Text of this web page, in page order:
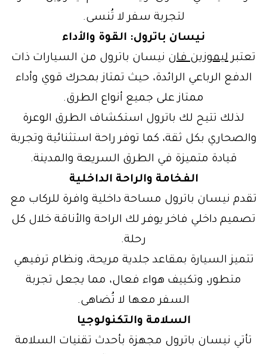
لتجربة سفر لا تُنسى.
نيسان باترول: القوة والأداء
تعتبرليموزينفان نيسان باترول من السيارات ذات
الدفع الرباعي الرائدة، حيث تمتاز بمحرك قوي وأداء
ممتاز على جميع أنواع الطرق.
لذلك تتيح لك باترول استكشاف الطرق الوعرة
والصحاري بكل ثقة، كما توفر راحة استثنائية وتجربة
قيادة متميزة في الطرق السريعة والمدينة.
الفخامة والراحة الداخلية
تقدم نيسان باترول مساحة داخلية وافرة للركاب مع
تصميم داخلي فاخر يوفر لك الراحة والأناقة خلال كل
رحلة.
تتميز السيارة بمقاعد جلدية مريحة، ونظام ترفيهي
متطور، وتكييف هواء فعال، مما يجعل تجربة
السفر معها لا تُضاهى.
السلامة والتكنولوجيا
تأتي نيسان باترول مجهزة بأحدث تقنيات السلامة